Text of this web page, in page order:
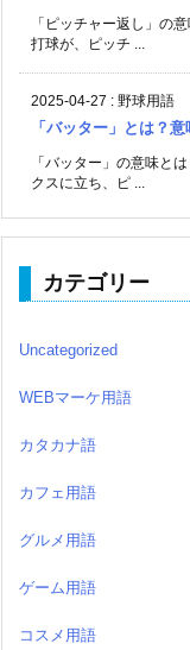
「ピッチャー返し」の
打球が、ピッチ ...
2025-04-27 : 野球用語
「バッター」とは？
「バッター」の意味と
クスに立ち、ピ ...
カテゴリー
Uncategorized
WEBマーケ用語
カタカナ語
カフェ用語
グルメ用語
ゲーム用語
コスメ用語